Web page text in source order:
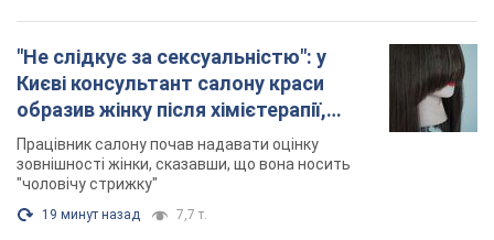
"Не слідкує за сексуальністю": у
Києві консультант салону краси
образив жінку після хімієтерапії,
розгорівся скандал. Фото
Працівник салону почав надавати оцінку
зовнішності жінки, сказавши, що вона носить
"чоловічу стрижку"
19 минут назад 7,7 т.